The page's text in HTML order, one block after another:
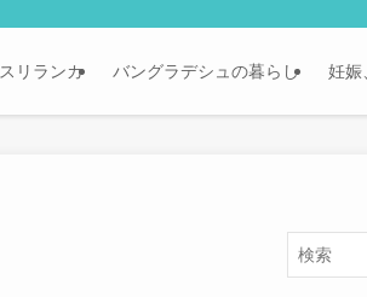
スリランカ バングラデシュの暮らし 妊娠